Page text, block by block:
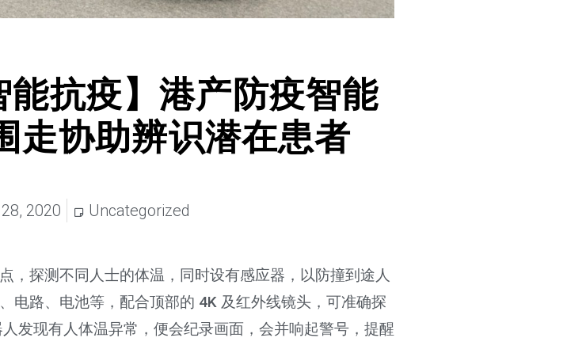
抗疫】港产防疫智能
走协助辨识潜在患者
2020 Uncategorized
，探测不同人士的体温，同时设有感应器，以防撞到途人
电路、电池等，配合顶部的 4K 及红外线镜头，可准确探
发现有人体温异常，便会纪录画面，会并响起警号，提醒